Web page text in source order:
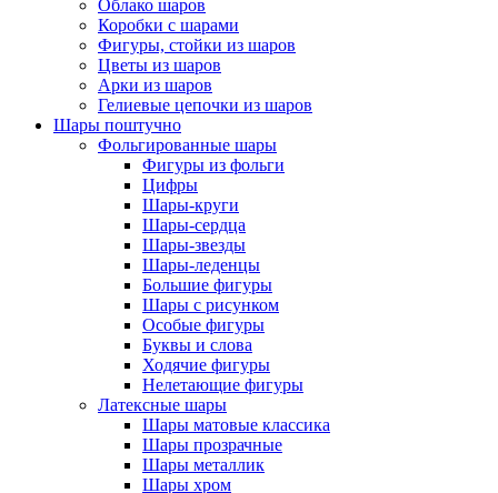
Облако шаров
Коробки с шарами
Фигуры, стойки из шаров
Цветы из шаров
Арки из шаров
Гелиевые цепочки из шаров
Шары поштучно
Фольгированные шары
Фигуры из фольги
Цифры
Шары-круги
Шары-сердца
Шары-звезды
Шары-леденцы
Большие фигуры
Шары с рисунком
Особые фигуры
Буквы и слова
Ходячие фигуры
Нелетающие фигуры
Латексные шары
Шары матовые классика
Шары прозрачные
Шары металлик
Шары хром